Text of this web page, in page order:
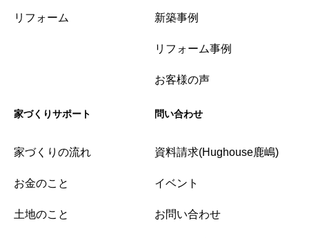
リフォーム 新築事例
リフォーム事例
お客様の声
家づくりサポート
家づくりの流れ
お金のこと
土地のこと
問い合わせ
資料請求(Hughouse鹿嶋)
イベント
お問い合わせ